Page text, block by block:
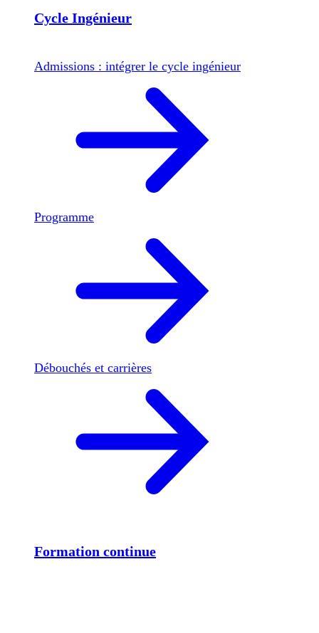
Cycle Ingénieur
Admissions : intégrer le cycle ingénieur
Programme
Débouchés et carrières
Formation continue